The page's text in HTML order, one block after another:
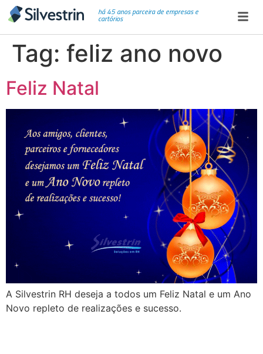
há 45 anos parceira de empresas e
cartórios
Tag: feliz ano novo
Feliz Natal
A Silvestrin RH deseja a todos um Feliz Natal e um Ano
Novo repleto de realizações e sucesso.